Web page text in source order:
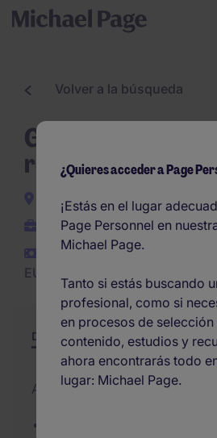
Volver a la búsqueda
Gestor de
residuos
Zaragoza Ciudad
Permanente
EUR34.000 -
EUR42.000 por año
Descripción Resumen Otras
Actualizado el 27/07/2026
¿Quieres acceder a Page
¡Estás en el lugar
Page Personnel en
Michael Page.
Tanto si estás buscando
profesional, como si
en procesos de selección
contenido, estudios y
ahora encontrarás todo
lugar: Michael Page.